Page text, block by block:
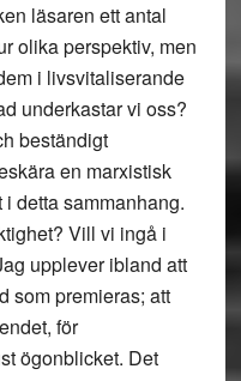
läsaren ett antal
olika perspektiv, men
i livsvitaliserande
underkastar vi oss?
beständigt
en marxistisk
detta sammanhang.
Vill vi ingå i
upplever ibland att
som premieras; att
för
ögonblicket. Det